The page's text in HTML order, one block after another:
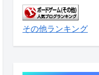
その他ランキング